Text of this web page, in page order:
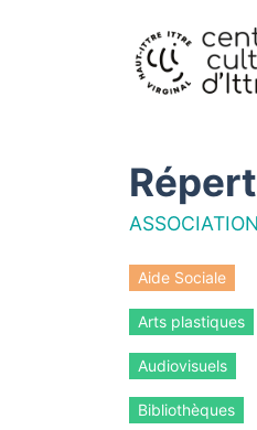
Aide Sociale
Arts plastiques
Audiovisuels
Bibliothèques